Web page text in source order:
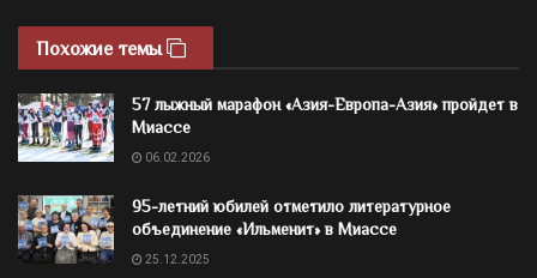
Похожие темы
57 лыжный марафон «Азия-Европа-Азия» пройдет в
Миассе
06.02.2026
95-летний юбилей отметило литературное
объединение «Ильменит» в Миассе
25.12.2025